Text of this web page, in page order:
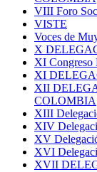
VIII Foro
VISTE
Voces de
X
XI
XI
XII
COLOMBIA
XIII
XIV
XV
XVI
XVII